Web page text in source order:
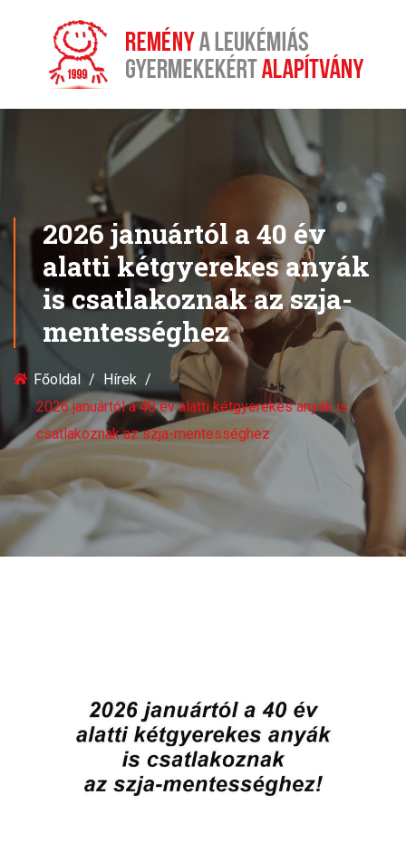
2026 januártól a 40 év
alatti kétgyerekes anyák
is csatlakoznak az szja-
mentességhez
Főoldal
Hírek
2026 januártól a 40 év alatti kétgyerekes anyák is
csatlakoznak az szja-mentességhez